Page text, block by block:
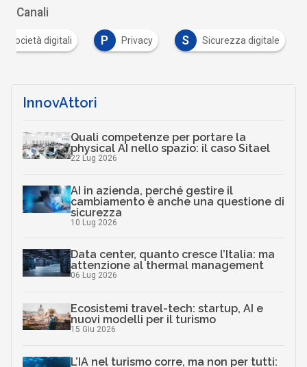
Canali
e società digitali P Privacy S Sicurezza digitale
InnovAttori
Quali competenze per portare la
physical AI nello spazio: il caso Sitael
22 Lug 2026
AI in azienda, perché gestire il
cambiamento è anche una questione di
sicurezza
10 Lug 2026
Data center, quanto cresce l’Italia: ma
attenzione al thermal management
06 Lug 2026
Ecosistemi travel-tech: startup, AI e
nuovi modelli per il turismo
15 Giu 2026
L’IA nel turismo corre, ma non per tutti: